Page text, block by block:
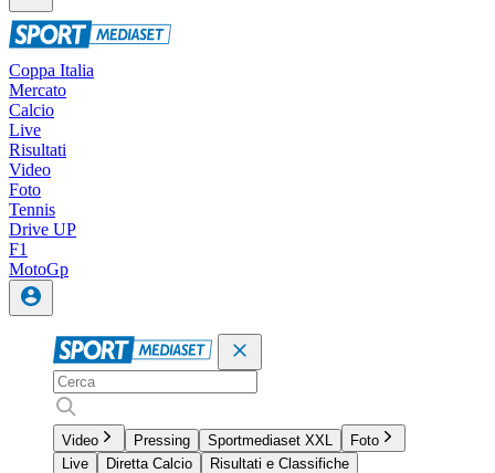
Coppa Italia
Mercato
Calcio
Live
Risultati
Video
Foto
Tennis
Drive UP
F1
MotoGp
Video Pressing Sportmediaset XXL
Foto
Live
Diretta Calcio
Risultati e Classifiche